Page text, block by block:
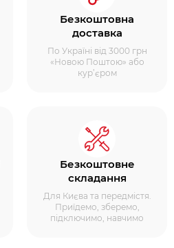
Безкоштовна
доставка
По Україні від 3000 грн
«Новою Поштою» або
кур’єром
Безкоштовне
складання
Для Києва та передмістя.
Приїдемо, зберемо,
підключимо, навчимо